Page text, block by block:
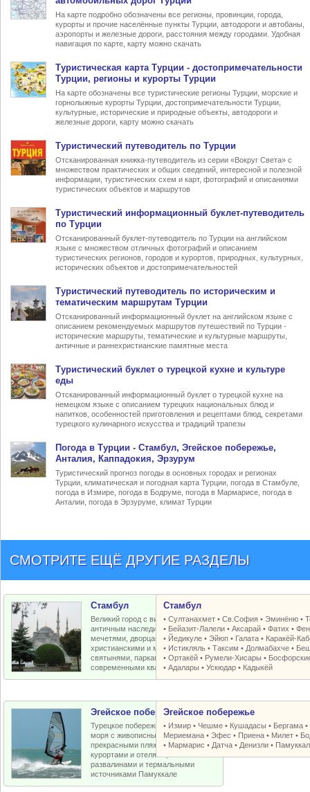
На карте подробно обозначены все регионы, провинции, города,
курорты и прочие населённые пункты Турции, автодороги и автобаны,
аэропорты и железные дороги, расстояния между городами. Удобная
навигация по карте, карту можно скачать
Туристическая карта Турции - достопримечательности
Турции, регионы и курорты Турции
На карте обозначены все туристические регионы Турции, морские и
горнолыжные курорты Турции, достопримечательности Турции,
культурные, исторические и природные объекты, автодороги и
железные дороги, карту можно скачать
Туристический путеводитель по Турции
Отсканированная книжка-путеводитель из серии «Вокруг Света» с
множеством практических и общих сведений, интересной и полезной
информации, туристических схем и карт, фотографий и описаниями
туристических объектов и маршрутов
Туристический информационный буклет-путеводитель
по Турции
Отсканированный буклет-путеводитель по Турции на английском
языке с множеством отличных фотографий и описанием
туристических регионов, городов и курортов, природных, культурных,
исторических объектов и достопримечательностей
Туристический путеводитель по историческим и
тематическим маршрутам Турции
Отсканированный информационный буклет на английском языке с
описанием рекомендуемых маршрутов путешествий по Турции -
исторические маршруты, тематические и культурные маршруты,
античные и раннехристианские памятные места
Туристический буклет о турецкой кухнеи культуре
еды
Отсканированный информационный буклет о турецкой кухне на
немецком языке с описанием турецких национальных блюд и
напитков, особенностей приготовления и рецептами блюд, секретами
турецкого кулинарного искусства и традиций трапезы
Погода в Турции - Стамбул, Эгейское побережье,
Анталия, Каппадокия, Эрзурум
Туристический прогноз погоды в основных городах и регионах
Турции, климатическая и погодная карта Турции, погода в Стамбуле,
погода в Измире, погода в Бодруме, погода в Мармарисе, погода в
Анталии, погода в Эрзуруме, климат Турции
СМОТРИТЕ ЕЩЁ ДРУГИЕ РАЗДЕЛЫ
Стамбул
Великий город с византийским и
античным наследием, османскими
мечетями, дворцами, крепостями,
христианскими и мусульманскими
святынями, парками, старыми и
современными кварталами
Стамбул
•Султанахмет •Св.София •Эминёню •
• Бейазит-Лалели •Аксарай •Фатих •
• Йедикуле •Эйюп • Галата • Каракёй-
• Истикляль •Таксим • Долмабахче •
•Ортакёй • Румели-Xисары •
•Адалары •Ускюдар • Кадыкёй
Эгейское побережье
Турецкое побережье Эгейского
моря с живописными бухтами,
прекрасными пляжами, отличными
курортами и отелями, античными
развалинами и термальными
источниками Памуккале
Эгейское побережье
• Измир • Чешме • Кушадасы • Бергама •
Мериемана •Эфес • Приена • Милет •
• Мармарис • Датча • Денизли •